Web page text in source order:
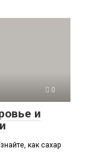
0
и
как сахар